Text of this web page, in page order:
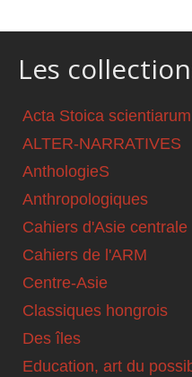
Les
Acta Stoica scientiarum
ALTER-NARRATIVES
AnthologieS
Anthropologiques
Cahiers d'Asie centrale
Cahiers de l'ARM
Centre-Asie
Classiques hongrois
Des îles
Education, art du